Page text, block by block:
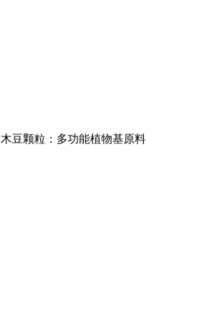
豆颗粒：多功能植物基原料